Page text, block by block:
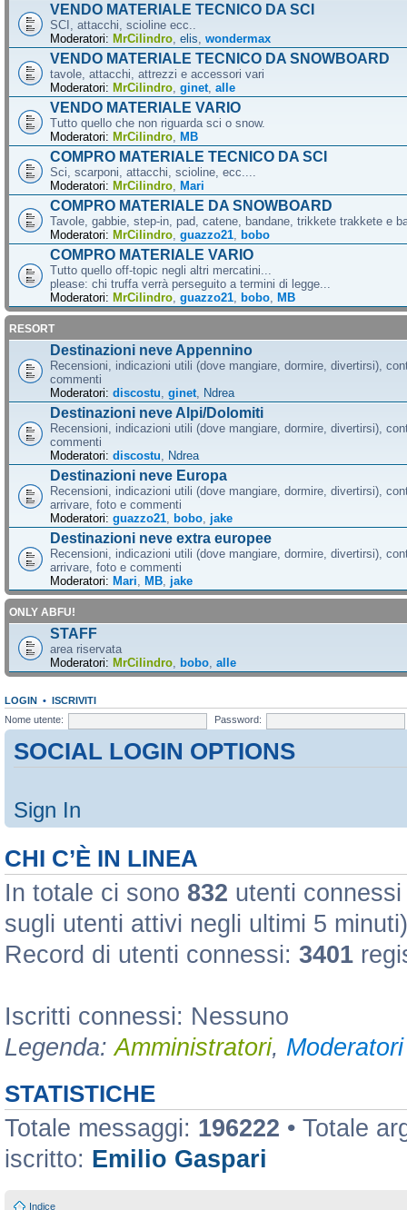
VENDO MATERIALE TECNICO DA SCI
SCI, attacchi, scioline ecc..
Moderatori: MrCilindro elis wondermax
VENDO MATERIALE TECNICO DA SNOWBOARD
tavole, attacchi, attrezzi e accessori vari
Moderatori: MrCilindro ginet alle
VENDO MATERIALE VARIO
Tutto quello che non riguarda sci o snow.
Moderatori: MrCilindro MB
COMPRO MATERIALE TECNICO DA SCI
Sci, scarponi, attacchi, scioline, ecc....
Moderatori: MrCilindro Mari
COMPRO MATERIALE DA SNOWBOARD
Tavole, gabbie, step-in, pad, catene, bandane, trikkete trakkete e
Moderatori: MrCilindro guazzo21 bobo
COMPRO MATERIALE VARIO
Tutto quello off-topic negli altri mercatini...
please: chi truffa verrà perseguito a termini di legge...
Moderatori: MrCilindro guazzo21 bobo MB
RESORT
Destinazioni neve Appennino
Recensioni, indicazioni utili (dove mangiare, dormire, divertirsi),
commenti
Moderatori: discostu ginet Ndrea
Destinazioni neve Alpi/Dolomiti
Recensioni, indicazioni utili (dove mangiare, dormire, divertirsi),
commenti
Moderatori: discostu Ndrea
Destinazioni neve Europa
Recensioni, indicazioni utili (dove mangiare, dormire, divertirsi),
arrivare, foto e commenti
Moderatori: guazzo21 bobo jake
Destinazioni neve extra europee
Recensioni, indicazioni utili (dove mangiare, dormire, divertirsi),
arrivare, foto e commenti
Moderatori: Mari MB jake
ONLY ABFU!
STAFF
area riservata
Moderatori: MrCilindro bobo alle
LOGIN • ISCRIVITI
Nome utente:
Password:
SOCIAL LOGIN OPTIONS
Sign In
CHI C’È IN LINEA
In totale ci sono 832 utenti
sugli utenti attivi negli ultimi 5 minuti)
Record di utenti connessi: 3401
Iscritti connessi: Nessuno
Legenda:Amministratori,
STATISTICHE
Totale messaggi: 196222 • Totale
iscritto: Emilio Gaspari
Indice